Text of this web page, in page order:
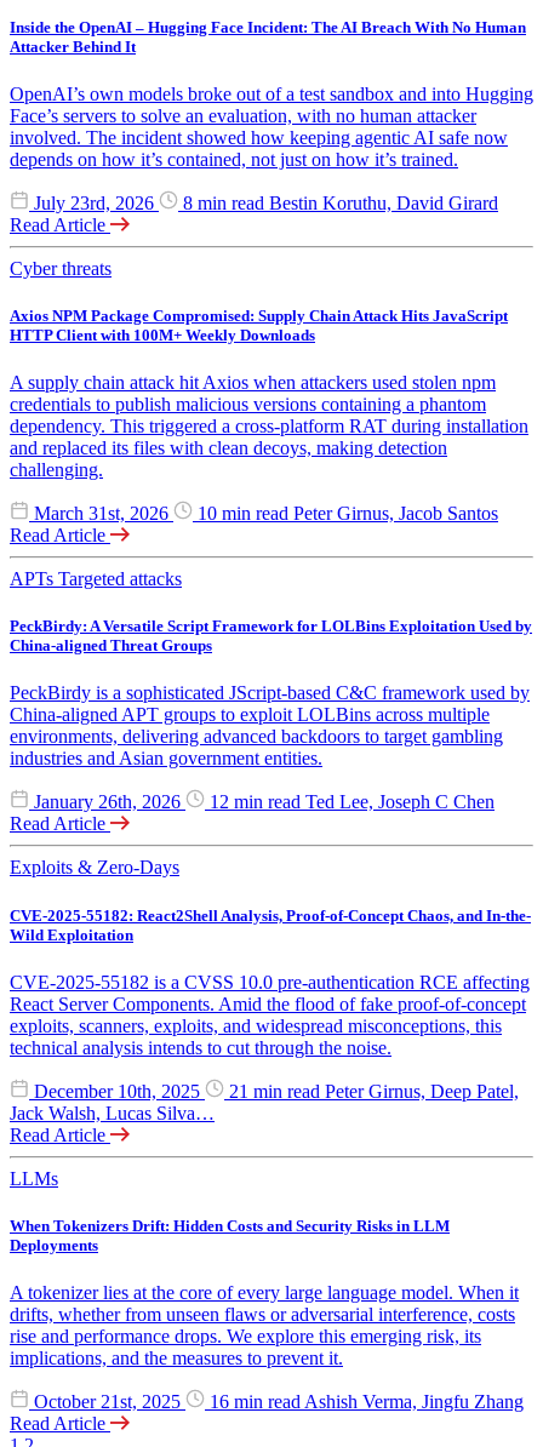
Inside the OpenAI – Hugging Face Incident: The AI Breach With No Human
Attacker Behind It
OpenAI’s own models broke out of a test sandbox and into Hugging
Face’s servers to solve an evaluation, with no human attacker
involved. The incident showed how keeping agentic AI safe now
depends on how it’s contained, not just on how it’s trained.
July 23rd, 2026 8 min read Bestin Koruthu, David Girard
Read Article
Cyber threats
Axios NPM Package Compromised: Supply Chain Attack Hits JavaScript
HTTP Client with 100M+ Weekly Downloads
A supply chain attack hit Axios when attackers used stolen npm
credentials to publish malicious versions containing a phantom
dependency. This triggered a cross-platform RAT during installation
and replaced its files with clean decoys, making detection
challenging.
March 31st, 2026 10 min read Peter Girnus, Jacob Santos
Read Article
APTs Targeted attacks
PeckBirdy: A Versatile Script Framework for LOLBins Exploitation Used by
China-aligned Threat Groups
PeckBirdy is a sophisticated JScript-based C&C framework used by
China-aligned APT groups to exploit LOLBins across multiple
environments, delivering advanced backdoors to target gambling
industries and Asian government entities.
January 26th, 2026 12 min read Ted Lee, Joseph C Chen
Read Article
Exploits & Zero-Days
CVE-2025-55182: React2Shell Analysis, Proof-of-Concept Chaos, and In-the-
Wild Exploitation
CVE-2025-55182 is a CVSS 10.0 pre-authentication RCE affecting
React Server Components. Amid the flood of fake proof-of-concept
exploits, scanners, exploits, and widespread misconceptions, this
technical analysis intends to cut through the noise.
December 10th, 2025 21 min read Peter Girnus, Deep Patel,
Jack Walsh, Lucas Silva…
Read Article
LLMs
When Tokenizers Drift: Hidden Costs and Security Risks in LLM
Deployments
A tokenizer lies at the core of every large language model. When it
drifts, whether from unseen flaws or adversarial interference, costs
rise and performance drops. We explore this emerging risk, its
implications, and the measures to prevent it.
October 21st, 2025 16 min read Ashish Verma, Jingfu Zhang
Read Article